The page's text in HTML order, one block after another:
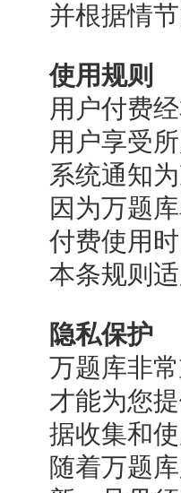
并根据情
使用规则
用户付费
用户享受
系统通知为
因为万题
付费使用时
本条规则
隐私保护
万题库非
才能为您
据收集和
随着万题